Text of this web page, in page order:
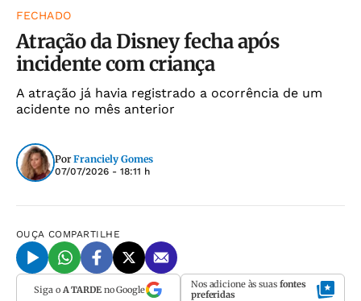
FECHADO
Atração da Disney fecha após
incidente com criança
A atração já havia registrado a ocorrência de um
acidente no mês anterior
Por Franciely Gomes
07/07/2026 - 18:11 h
OUÇA COMPARTILHE
Siga o A TARDEno Google Nos adicione às suas fontes
preferidas